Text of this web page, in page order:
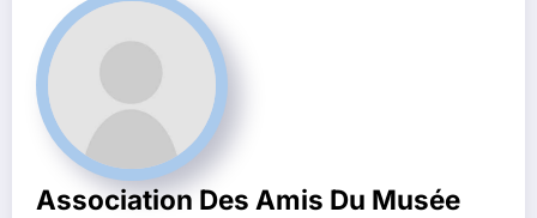
Association Des Amis Du Musée